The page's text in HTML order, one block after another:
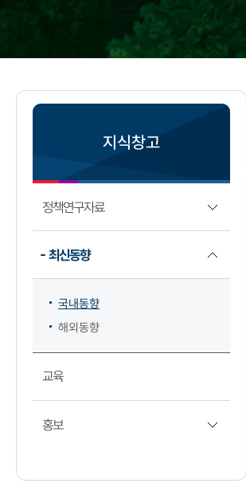
지식창고
정책연구자료
최신동향
국내동향
해외동향
교육
홍보